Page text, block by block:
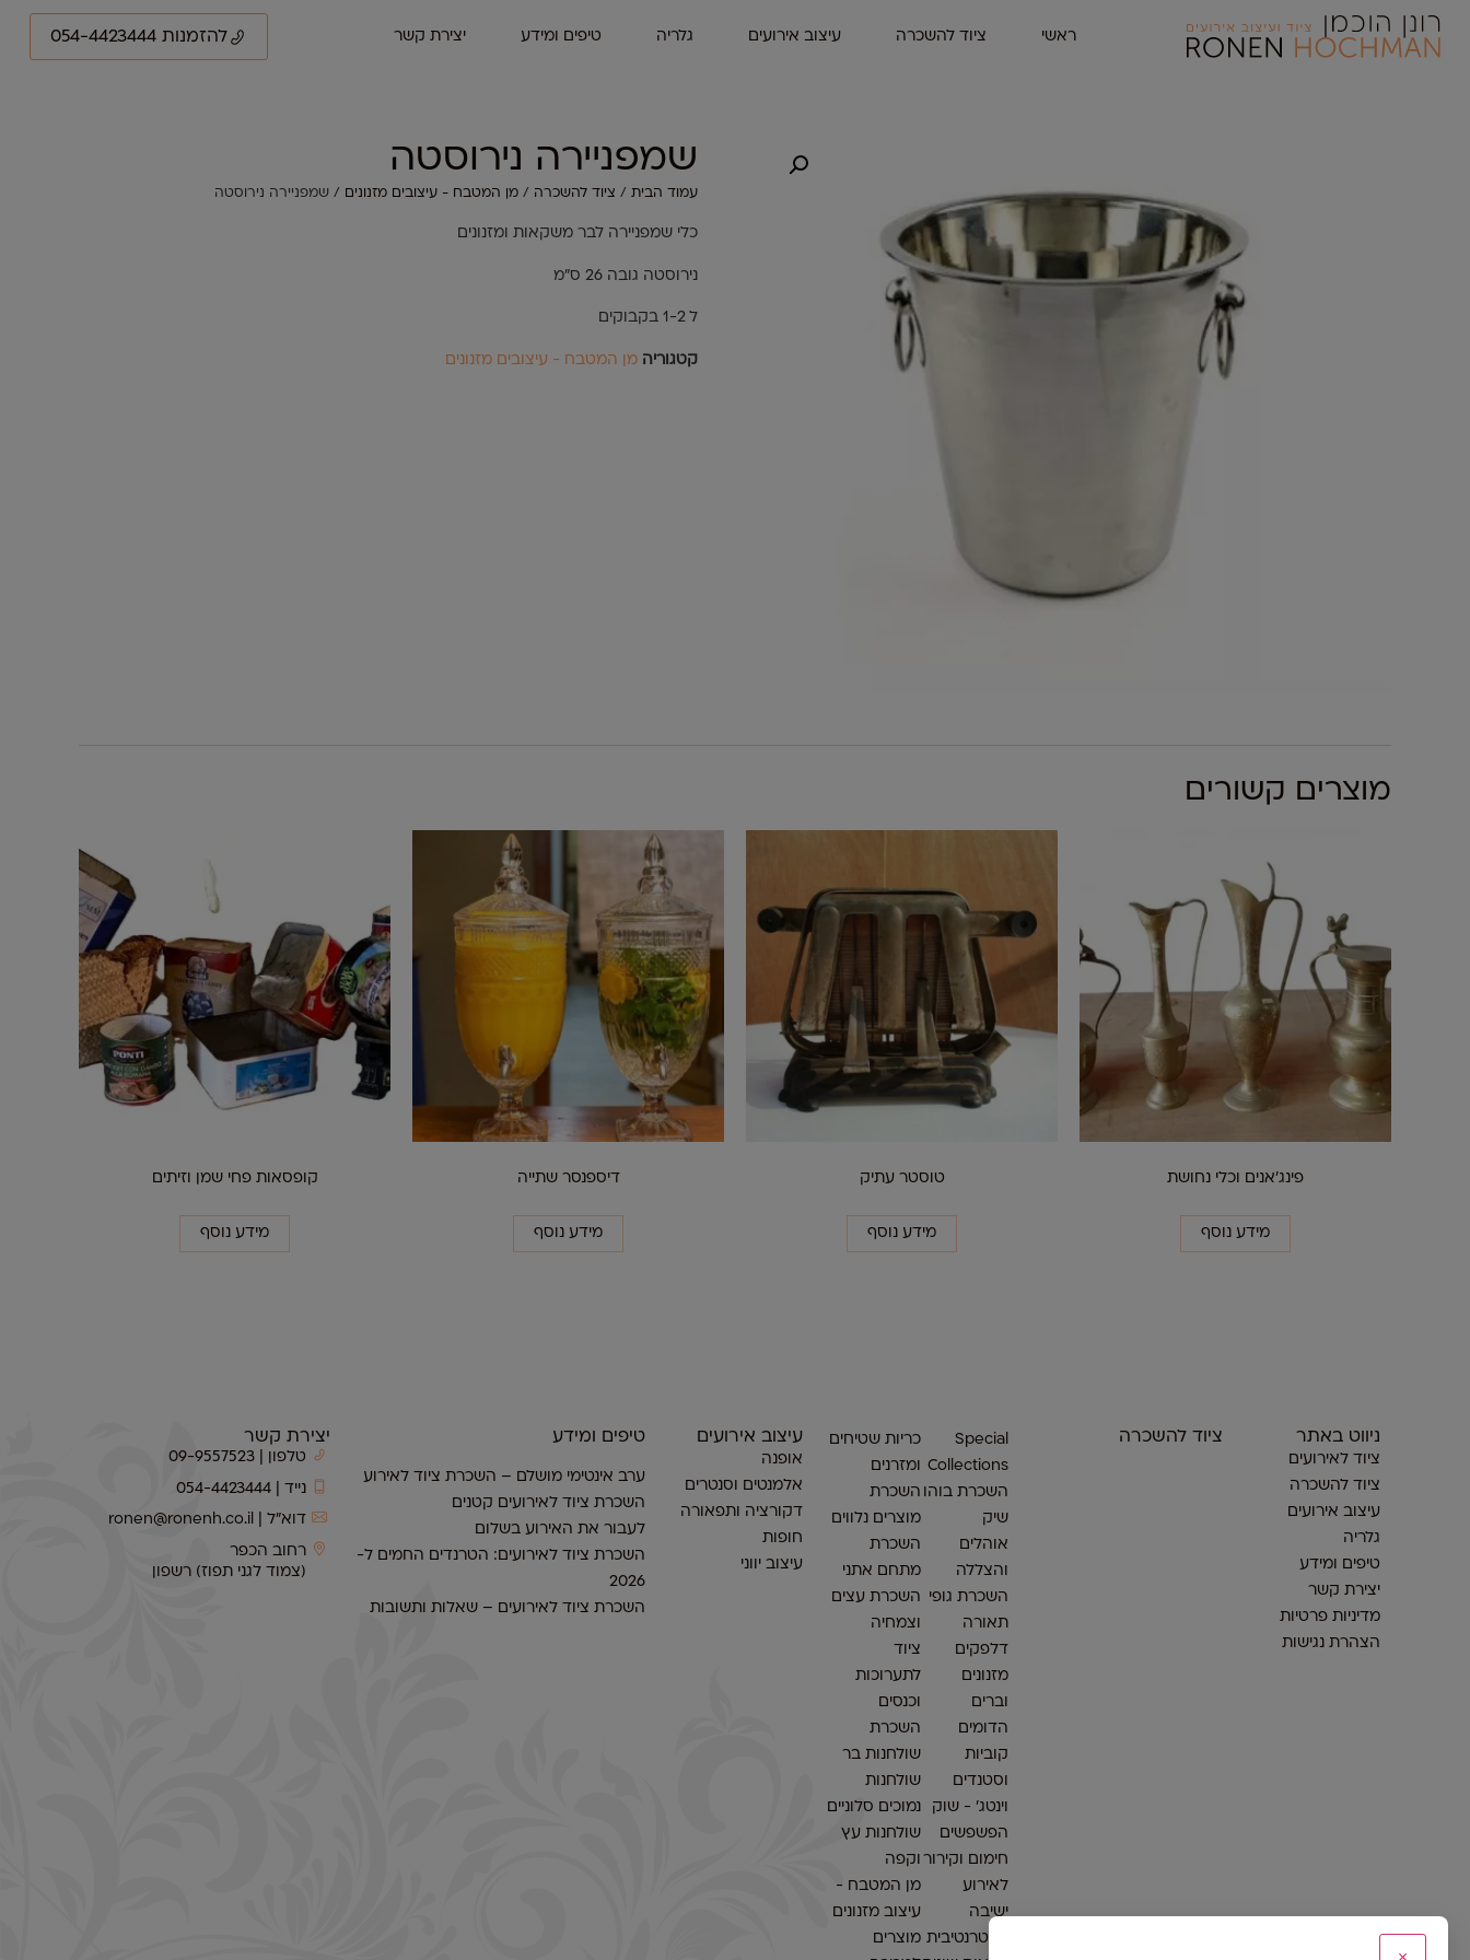
ראשי ציוד להשכרה עיצוב אירועים גלריה טיפים ומידע יצירת קשר להזמנות 054-4423444
שמפניירה נירוסטה
עמוד הבית / ציוד להשכרה / מן המטבח - עיצובים מזנונים / שמפניירה נירוסטה
כלי שמפניירה לבר משקאות ומזנונים
נירוסטה גובה 26 ס"מ
ל 1-2 בקבוקים
קטגוריה מן המטבח - עיצובים מזנונים
מוצרים קשורים
פינג'אנים וכלי נחושת
מידע נוסף
טוסטר עתיק
מידע נוסף
דיספנסר שתייה
מידע נוסף
קופסאות פחי שמן וזיתים
מידע נוסף
ניווט באתר
ציוד לאירועים
ציוד להשכרה
עיצוב אירועים
גלריה
טיפים ומידע
יצירת קשר
מדיניות פרטיות
הצהרת נגישות
ציוד להשכרה
Special
Collections
השכרת בוהו
שיק
אוהלים
והצללה
השכרת גופי
תאורה
דלפקים
מזנונים
וברים
הדומים
קוביות
וסטנדים
וינטג׳ - שוק
הפשפשים
חימום וקירור
לאירוע
ישיבה
אלטרנטיבית
כריות שטיחים
ומזרנים
השכרת
מוצרים נלווים
השכרת
מתחם אתני
השכרת עצים
וצמחיה
ציוד
לתערוכות
וכנסים
השכרת
שולחנות בר
שולחנות
נמוכים סלוניים
שולחנות עץ
וקפה
מן המטבח -
עיצוב מזנונים
מוצרים
עיצוב אירועים
אופנה
אלמנטים וסנטרים
דקורציה ותפאורה
חופות
עיצוב יווני
טיפים ומידע
ערב אינטימי מושלם – השכרת ציוד לאירוע
השכרת ציוד לאירועים קטנים
לעבור את האירוע בשלום
השכרת ציוד לאירועים: הטרנדים החמים ל-
2026
השכרת ציוד לאירועים – שאלות ותשובות
יצירת קשר
טלפון | 09-9557523
נייד | 054-4423444
דוא״ל | ronen@ronenh.co.il
רחוב הכפר
(צמוד לגני תפוז) רשפון